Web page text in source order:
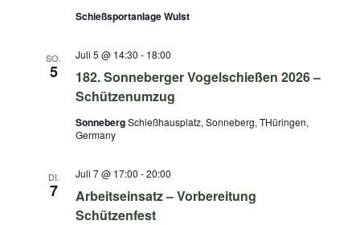
Schießsportanlage Wulst
SO.
5
182. Sonneberger Vogelschießen 2026 –
Schützenumzug
Juli 5 @ 14:30 - 18:00
SonnebergSchießhausplatz, Sonneberg, THüringen,
Germany
DI.
7
Arbeitseinsatz – Vorbereitung
Schützenfest
Juli 7 @ 17:00 -20:00